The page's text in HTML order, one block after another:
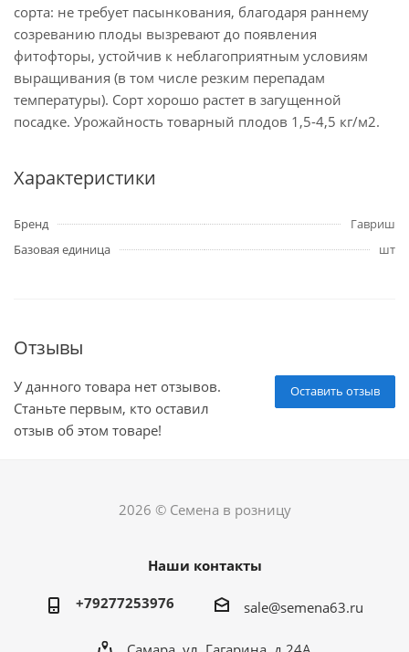
сорта: не требует пасынкования, благодаря раннему
созреванию плоды вызревают до появления
фитофторы, устойчив к неблагоприятным условиям
выращивания (в том числе резким перепадам
температуры). Сорт хорошо растет в загущенной
посадке. Урожайность товарный плодов 1,5-4,5 кг/м2.
Характеристики
Бренд
Гавриш
Базовая единица
шт
Отзывы
Оставить отзыв
У данного товара нет отзывов.
Станьте первым, кто оставил
отзыв об этом товаре!
2026 © Семена в розницу
Наши контакты
+79277253976 sale@semena63.ru